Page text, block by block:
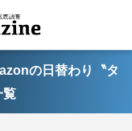
の日替わり〝タ
覧